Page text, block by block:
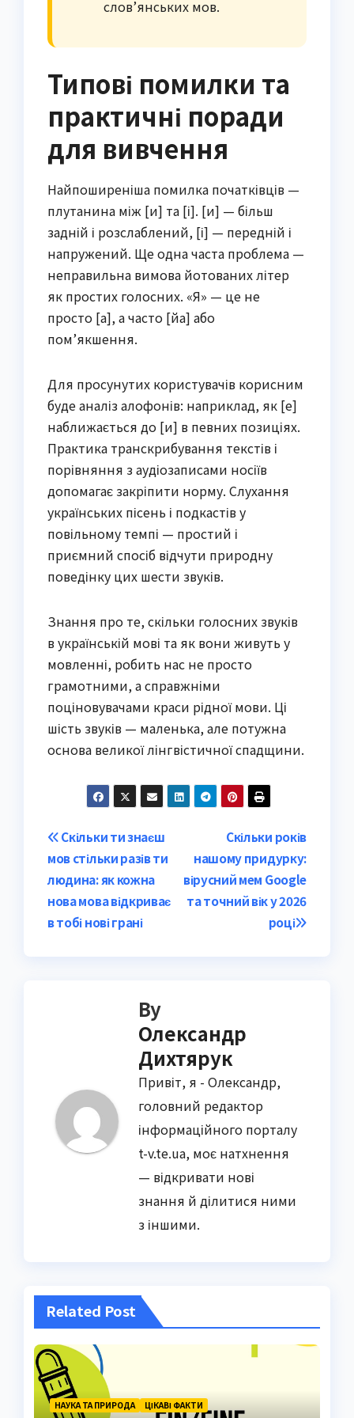
слов’янських мов.
Типові помилки та
практичні поради
для вивчення
Найпоширеніша помилка початківців —
плутанина між [и] та [і]. [и] — більш
задній і розслаблений, [і] — передній і
напружений. Ще одна часта проблема —
неправильна вимова йотованих літер
як простих голосних. «Я» — це не
просто [а], а часто [йа] або
пом’якшення.
Для просунутих користувачів корисним
буде аналіз алофонів: наприклад, як [е]
наближається до [и] в певних позиціях.
Практика транскрибування текстів і
порівняння з аудіозаписами носіїв
допомагає закріпити норму. Слухання
українських пісень і подкастів у
повільному темпі — простий і
приємний спосіб відчути природну
поведінку цих шести звуків.
Знання про те, скільки голосних звуків
в українській мові та як вони живуть у
мовленні, робить нас не просто
грамотними, а справжніми
поціновувачами краси рідної мови. Ці
шість звуків — маленька, але потужна
основа великої лінгвістичної спадщини.
Post
navigation
Скільки років
нашому придурку:
вірусний мем Google
та точний вік у 2026
році
Скільки ти знаєш
мов стільки разів ти
людина: як кожна
нова мова відкриває
в тобі нові грані
By
Олександр
Дихтярук
Привіт, я - Олександр,
головний редактор
інформаційного порталу
t-v.te.ua, моє натхнення
— відкривати нові
знання й ділитися ними
з іншими.
Related Post
НАУКА ТА ПРИРОДА ЦІКАВІ ФАКТИ